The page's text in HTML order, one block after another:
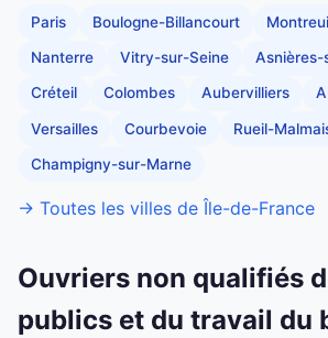
Paris Boulogne-Billancourt
Nanterre Vitry-sur-Seine Asnières-
Créteil Colombes Aubervilliers
Versailles Courbevoie Rueil-
Champigny-sur-Marne
→ Toutes les villes de Île-de-France
Ouvriers non qualifiés
publics et du travail du